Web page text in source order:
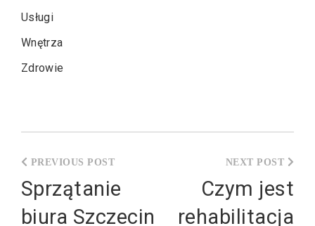
Usługi
Wnętrza
Zdrowie
wpisu
Sprzątanie
biura Szczecin
Czym jest
rehabilitacja